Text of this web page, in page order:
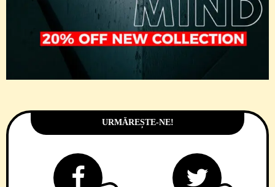
URMĂREȘTE-NE!